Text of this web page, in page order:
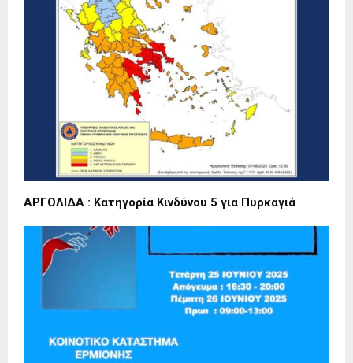
ΑΡΓΟΛΙΔΑ : Κατηγορία Κινδύνου 5 για Πυρκαγιά